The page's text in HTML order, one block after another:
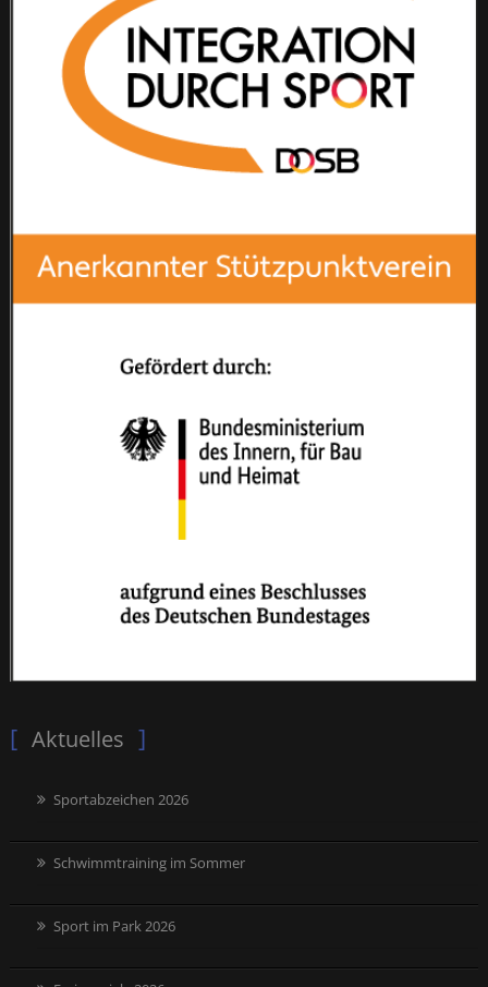
Aktuelles
Sportabzeichen 2026
Schwimmtraining im Sommer
Sport im Park 2026